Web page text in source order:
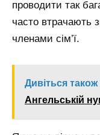
проводити так
часто втрачають
членами сім’ї.
Дивіться також
Ангельській